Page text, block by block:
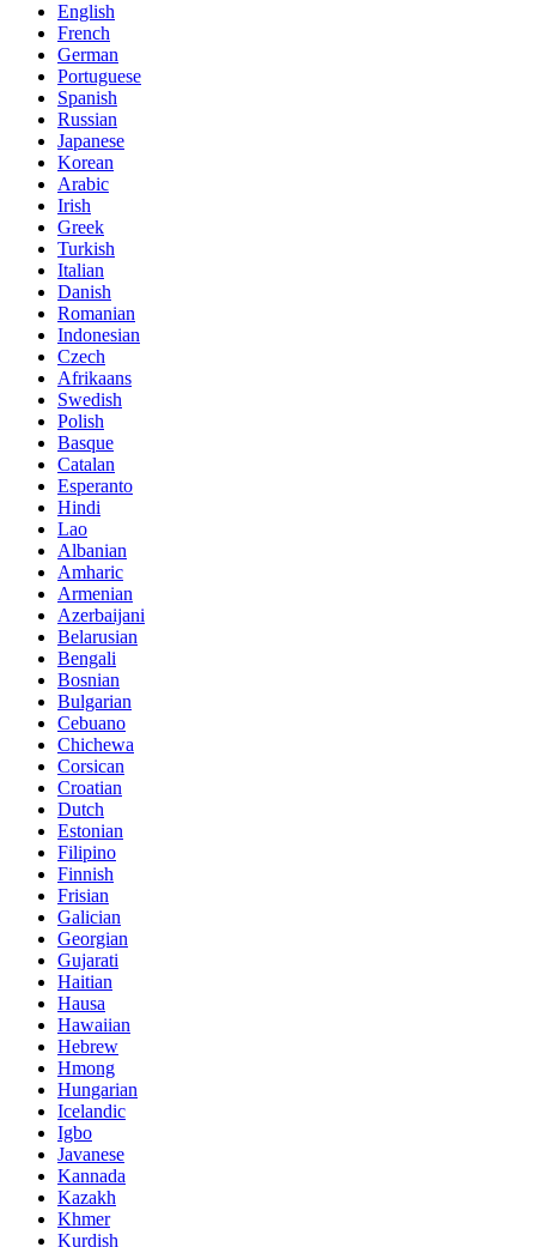
English
French
German
Portuguese
Spanish
Russian
Japanese
Korean
Arabic
Irish
Greek
Turkish
Italian
Danish
Romanian
Indonesian
Czech
Afrikaans
Swedish
Polish
Basque
Catalan
Esperanto
Hindi
Lao
Albanian
Amharic
Armenian
Azerbaijani
Belarusian
Bengali
Bosnian
Bulgarian
Cebuano
Chichewa
Corsican
Croatian
Dutch
Estonian
Filipino
Finnish
Frisian
Galician
Georgian
Gujarati
Haitian
Hausa
Hawaiian
Hebrew
Hmong
Hungarian
Icelandic
Igbo
Javanese
Kannada
Kazakh
Khmer
Kurdish